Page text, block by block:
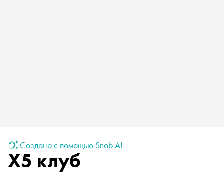
Создано с помощью Snob AI
X5 клуб